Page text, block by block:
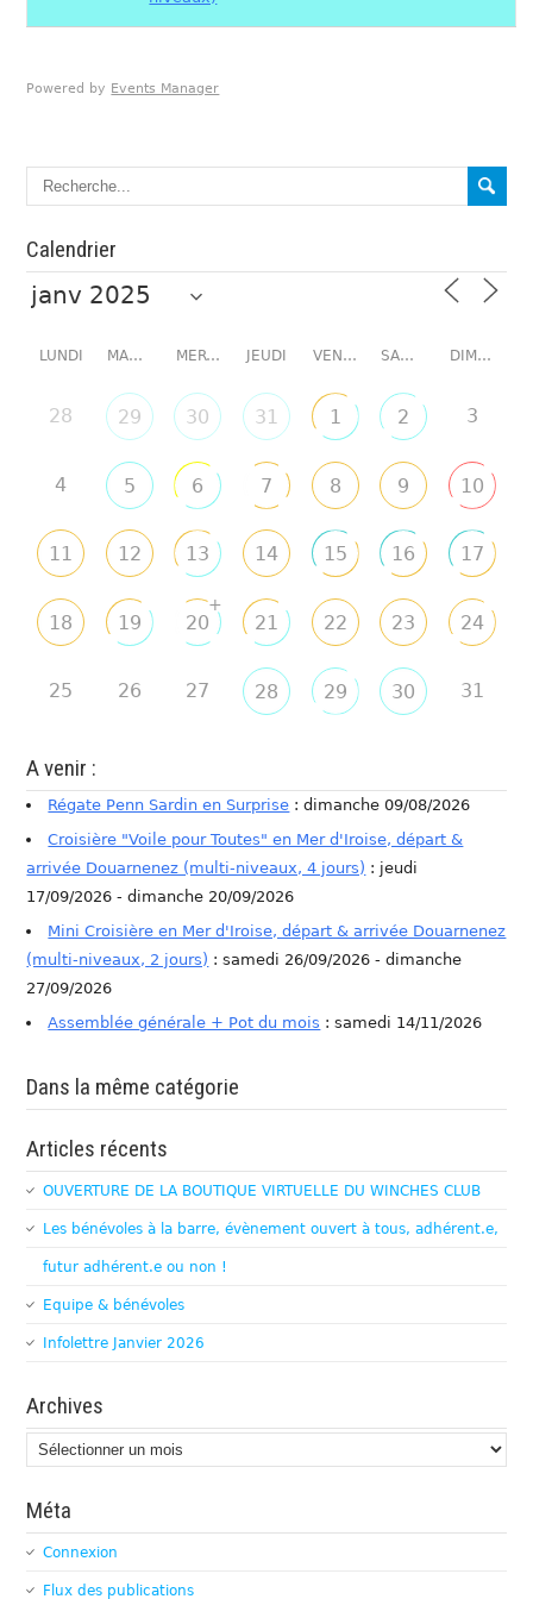
Powered by Events Manager
Calendrier
LUNDI MARDI MERCREDI JEUDI VENDREDI SAMEDI DIMANCHE
28 29 30 31 1 2 3
4 5 6 7 8 9 10
11 12 13 14 15 16 17
18 19 20
+
21 22 23 24
25 26 27 28 29 30 31
A venir :
Régate Penn Sardin en Surprise : dimanche 09/08/2026
Croisière "Voile pour Toutes" en Mer d'Iroise, départ &
arrivée Douarnenez (multi-niveaux, 4 jours) : jeudi
17/09/2026 - dimanche 20/09/2026
Mini Croisière en Mer d'Iroise, départ & arrivée Douarnenez
(multi-niveaux, 2 jours) : samedi 26/09/2026 - dimanche
27/09/2026
Assemblée générale + Pot du mois : samedi 14/11/2026
Dans la même catégorie
Articles récents
OUVERTURE DE LA BOUTIQUE VIRTUELLE DU WINCHES CLUB
Les bénévoles à la barre, évènement ouvert à tous, adhérent.e,
futur adhérent.e ou non !
Equipe & bénévoles
Infolettre Janvier 2026
Archives
Archives
Méta
Connexion
Flux des publications